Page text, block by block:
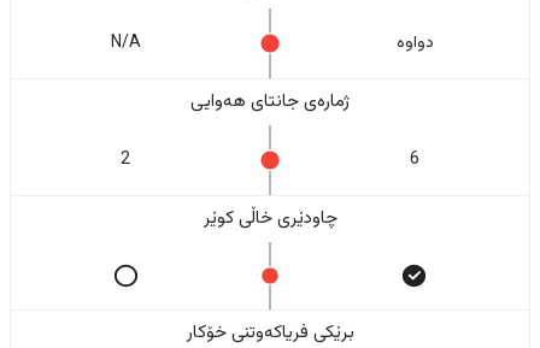
دواوە N/A
ژمارەی جانتای هەوایی
6
2
چاودێری خاڵی کوێر
برێکی فریاکەوتنی خۆکار